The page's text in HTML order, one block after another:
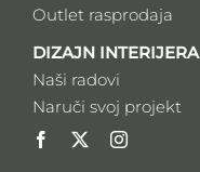
Outlet rasprodaja
DIZAJN INTERIJERA
Naši radovi
Naruči svoj projekt